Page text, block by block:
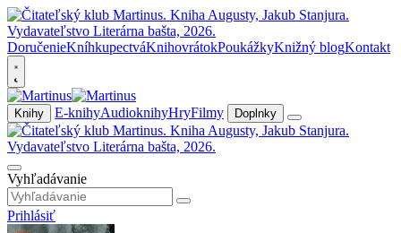
DoručenieKníhkupectváKnihovrátokPoukážkyKnižný blogKontakt
Knihy E-knihyAudioknihyHryFilmy Doplnky
Vyhľadávanie
Prihlásiť